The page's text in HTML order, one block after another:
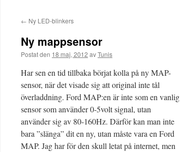
← Ny LED-blinkers
Ny mappsensor
Postat den 18 maj, 2012 avTunis
Har sen en tid tillbaka börjat kolla på ny MAP-
sensor, när det visade sig att original inte tål
överladdning. Ford MAP:en är inte som en vanlig
sensor som använder 0-5volt signal, utan
använder sig av 80-160Hz. Därför kan man inte
bara ”slänga” dit en ny, utan måste vara en Ford
MAP. Jag har för den skull letat på internet, men